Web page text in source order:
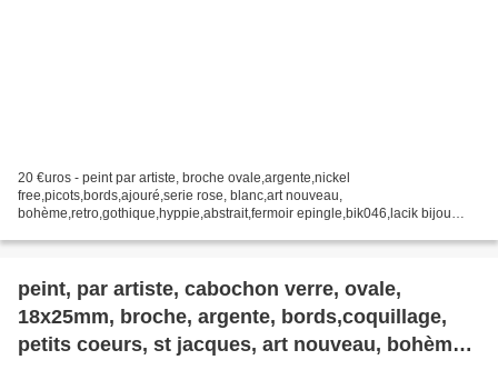
20 €uros - peint par artiste, broche ovale,argente,nickel
free,picots,bords,ajouré,serie rose, blanc,art nouveau,
bohème,retro,gothique,hyppie,abstrait,fermoir epingle,bik046,lacik bijou
peint, par artiste, cabochon verre, ovale,
18x25mm, broche, argente, bords,coquillage,
petits coeurs, st jacques, art nouveau, bohème,